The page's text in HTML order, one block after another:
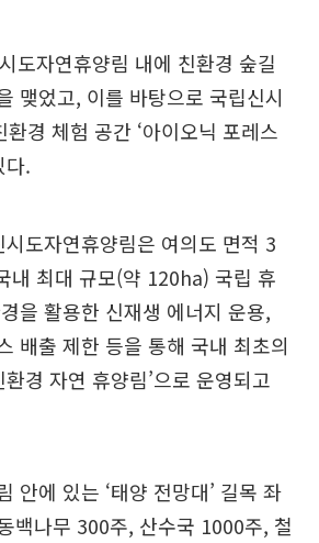
도자연휴양림 내에 친환경 숲길
맺었고, 이를 바탕으로 국립신시
경 체험 공간 ‘아이오닉 포레스
다.
도자연휴양림은 여의도 면적 3
내 최대 규모(약 120ha) 국립 휴
을 활용한 신재생 에너지 운용,
배출 제한 등을 통해 국내 최초의
경 자연 휴양림’으로 운영되고
안에 있는 ‘태양 전망대’ 길목 좌
백나무 300주, 산수국 1000주, 철